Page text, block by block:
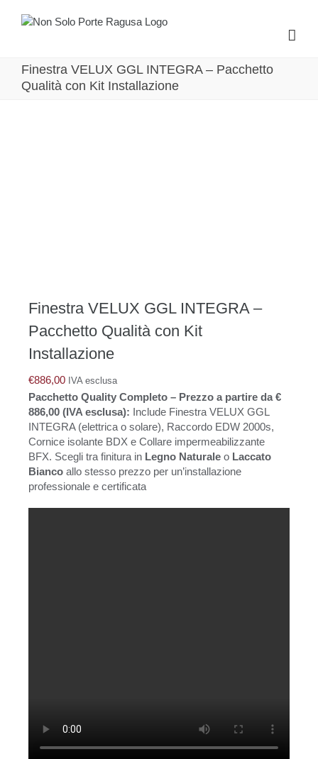
Finestra VELUX GGL INTEGRA – Pacchetto
Qualità con Kit Installazione
Finestra VELUX GGL INTEGRA –
Pacchetto Qualità con Kit
Installazione
€886,00 IVA esclusa
Pacchetto Quality Completo – Prezzo a partire da €
886,00 (IVA esclusa): Include Finestra VELUX GGL
INTEGRA (elettrica o solare), Raccordo EDW 2000s,
Cornice isolante BDX e Collare impermeabilizzante
BFX. Scegli tra finitura in Legno Naturale o Laccato
Bianco allo stesso prezzo per un’installazione
professionale e certificata